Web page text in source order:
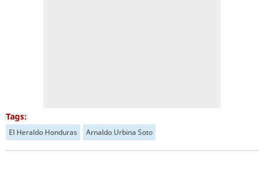
Tags:
El Heraldo Honduras Arnaldo Urbina Soto